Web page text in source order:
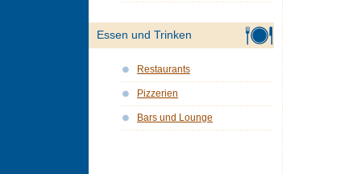
Essen und Trinken
Restaurants
Pizzerien
Bars und Lounge